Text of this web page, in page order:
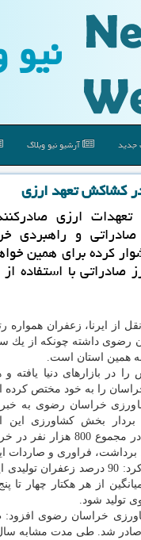
نیو
جدید آرشیو نیو وبلاگ
كشاكش تعهد ارزی
ارزی
صادراتی و راهبردی
كرده برای همین
صادراتی با استفاده از
از ایرنا، زعفران همواره
رضوی داشته چونكه از یك
همین استان است.
در بازارهای دنیا یافته و
را به خود مختص
خراسان رضوی به
بهره بردار بخش كشاورزی
زعفران فعالیت دارند و در
برداشت، فراوری و صاردات
تولید شود.
صادر شد. طی مدت مشابه سال گذشته 65 تن محصول زعفران خراسان رضوی به ارزش 88